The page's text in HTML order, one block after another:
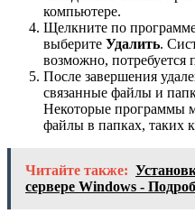
компьютере.
Щелкните по
выберите Удалить.
возможно, потребуется
После завершения
связанные файлы и
Некоторые программы
файлы в папках, таких
Читайте также:
сервере Windows -